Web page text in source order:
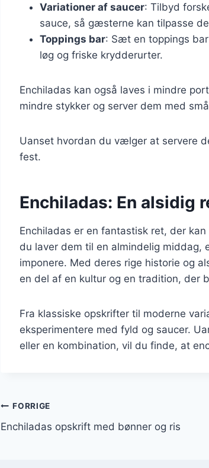
Variationer af saucer: Tilbyd
sauce, så gæsterne kan tilpasse
Toppings bar: Sæt en toppings
løg og friske krydderurter.
Enchiladas kan også laves i mindre
mindre stykker og server dem med
Uanset hvordan du vælger at servere
fest.
Enchiladas: En alsidig
Enchiladas er en fantastisk ret, der
du laver dem til en almindelig
imponere. Med deres rige historie og
en del af en kultur og en tradition, der
Fra klassiske opskrifter til moderne
eksperimentere med fyld og saucer.
eller en kombination, vil du finde, at
Indlægsnavigation
FORRIGE
Enchiladas opskrift med bønner og ris